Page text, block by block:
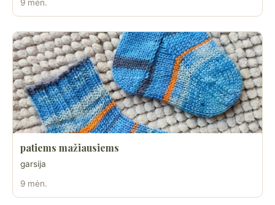
9 mėn.
patiems mažiausiems
garsija
9 mėn.